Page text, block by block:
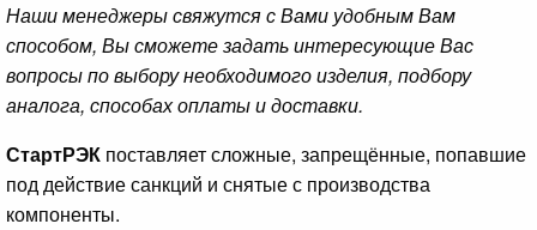
Наши менеджеры свяжутся с Вами удобным Вам
способом, Вы сможете задать интересующие Вас
вопросы по выбору необходимого изделия, подбору
аналога, способах оплаты и доставки.
СтартРЭК поставляет сложные, запрещённые, попавшие
под действие санкций и снятые с производства
компоненты.